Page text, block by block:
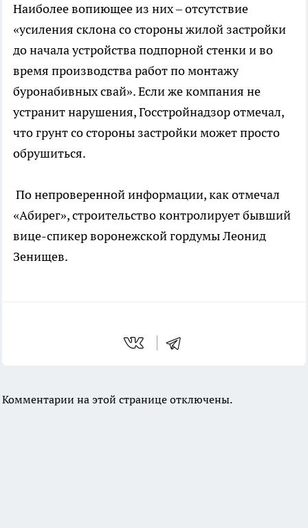
Наиболее вопиющее из них – отсутствие
«усиления склона со стороны жилой застройки
до начала устройства подпорной стенки и во
время производства работ по монтажу
буронабивных свай». Если же компания не
устранит нарушения, Госстройнадзор отмечал,
что грунт со стороны застройки может просто
обрушиться.
По непроверенной информации, как отмечал
«Абирег», строительство контролирует бывший
вице-спикер воронежской гордумы Леонид
Зенищев.
Комментарии на этой странице отключены.